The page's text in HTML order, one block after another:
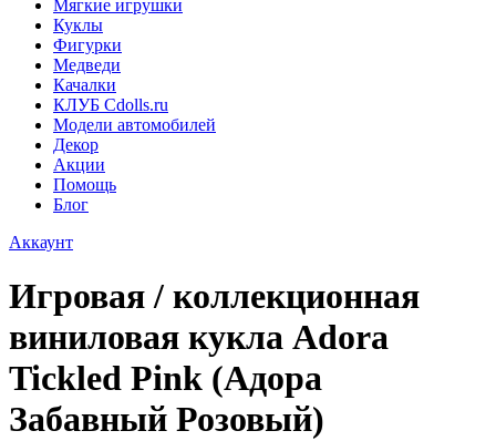
Мягкие игрушки
Куклы
Фигурки
Медведи
Качалки
КЛУБ Cdolls.ru
Модели автомобилей
Декор
Акции
Помощь
Блог
Аккаунт
Игровая / коллекционная
виниловая кукла Adora
Tickled Pink (Адора
Забавный Розовый)